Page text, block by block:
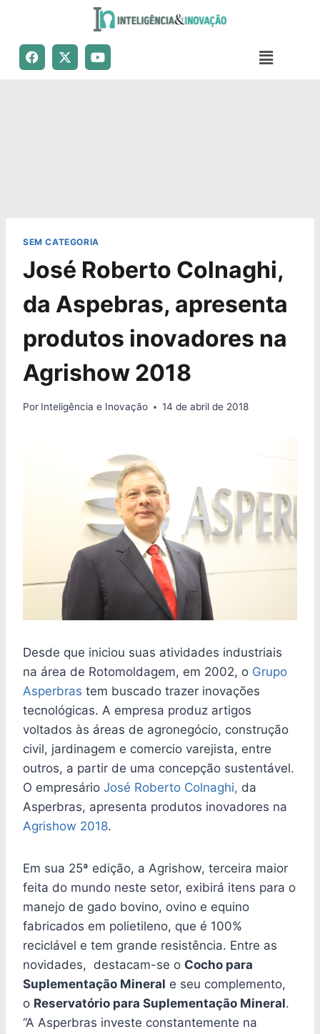
SEM CATEGORIA
José Roberto Colnaghi,
da Aspebras, apresenta
produtos inovadores na
Agrishow 2018
Por Inteligência e Inovação 14 de abril de 2018
Desde que iniciou suas atividades industriais
na área de Rotomoldagem, em 2002, o Grupo
Asperbras tem buscado trazer inovações
tecnológicas. A empresa produz artigos
voltados às áreas de agronegócio, construção
civil, jardinagem e comercio varejista, entre
outros, a partir de uma concepção sustentável.
O empresário José Roberto Colnaghi, da
Asperbras, apresenta produtos inovadores na
Agrishow 2018.
Em sua 25ª edição, a Agrishow, terceira maior
feita do mundo neste setor, exibirá itens para o
manejo de gado bovino, ovino e equino
fabricados em polietileno, que é 100%
reciclável e tem grande resistência. Entre as
novidades, destacam-se o Cocho para
Suplementação Mineral e seu complemento,
o Reservatório para Suplementação Mineral.
“A Asperbras investe constantemente na